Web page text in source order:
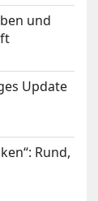
und
Update
Rund,